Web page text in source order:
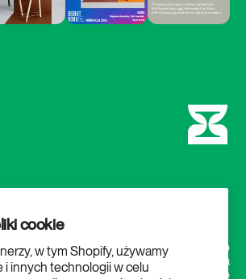
cookie
w tym Shopify, używamy
i innych technologii w celu
Sklep
Ekologia
Pro